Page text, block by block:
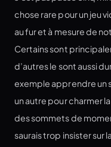
chose rare pour un jeu
au fur et à mesure de
Certains sont
d’autres le sont aussi
exemple apprendre un
un autre pour charmer
des sommets de
saurais trop insister sur